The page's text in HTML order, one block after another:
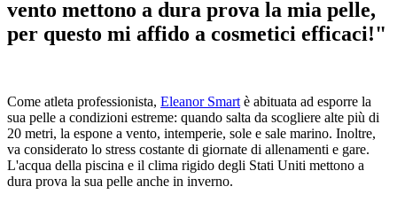
vento mettono a dura prova la mia pelle,
per questo mi affido a cosmetici efficaci!"
Come atleta professionista, Eleanor Smart è abituata ad esporre la
sua pelle a condizioni estreme: quando salta da scogliere alte più di
20 metri, la espone a vento, intemperie, sole e sale marino. Inoltre,
va considerato lo stress costante di giornate di allenamenti e gare.
L'acqua della piscina e il clima rigido degli Stati Uniti mettono a
dura prova la sua pelle anche in inverno.